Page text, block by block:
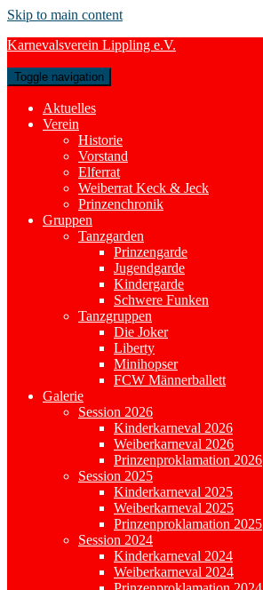
Skip to main content
Karnevalsverein Lippling e.V.
Toggle navigation
Aktuelles
Verein
Historie
Vorstand
Elferrat
Weiberrat Keck & Jeck
Prinzenchronik
Gruppen
Tanzgarden
Prinzengarde
Jugendgarde
Kindergarde
Schwere Funken
Tanzgruppen
Die Joker
Liberty
Minihopser
FCW Männerballett
Galerie
Session 2026
Kinderkarneval 2026
Weiberkarneval 2026
Prinzenproklamation 2026
Session 2025
Kinderkarneval 2025
Weiberkarneval 2025
Prinzenproklamation 2025
Session 2024
Kinderkarneval 2024
Weiberkarneval 2024